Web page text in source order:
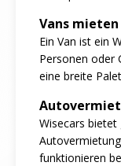
Vans mieten
Ein Van ist ein
Personen oder
eine breite
Wisecars
funktionieren